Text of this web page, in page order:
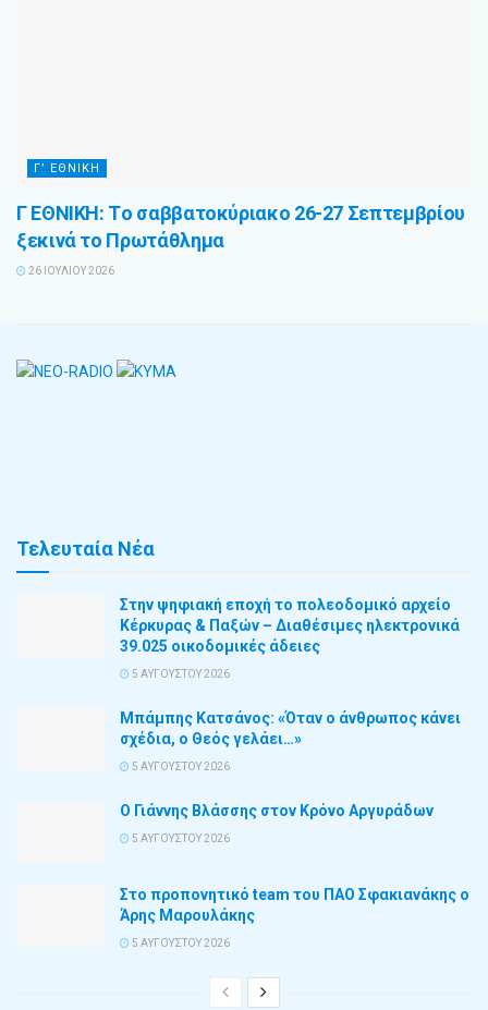
Γ’ ΕΘΝΙΚΉ
Γ ΕΘΝΙΚΗ: Tο σαββατοκύριακο 26-27 Σεπτεμβρίου
ξεκινά το Πρωτάθλημα
26 ΙΟΥΛΊΟΥ 2026
Τελευταία Νέα
Στην ψηφιακή εποχή το πολεοδομικό αρχείο
Κέρκυρας & Παξών – Διαθέσιμες ηλεκτρονικά
39.025 οικοδομικές άδειες
5 ΑΥΓΟΎΣΤΟΥ 2026
Μπάμπης Κατσάνος: «Όταν ο άνθρωπος κάνει
σχέδια, ο Θεός γελάει…»
5 ΑΥΓΟΎΣΤΟΥ 2026
Ο Γιάννης Βλάσσης στον Κρόνο Αργυράδων
5 ΑΥΓΟΎΣΤΟΥ 2026
Στο προπονητικό team του ΠΑΟ Σφακιανάκης ο
Άρης Μαρουλάκης
5 ΑΥΓΟΎΣΤΟΥ 2026